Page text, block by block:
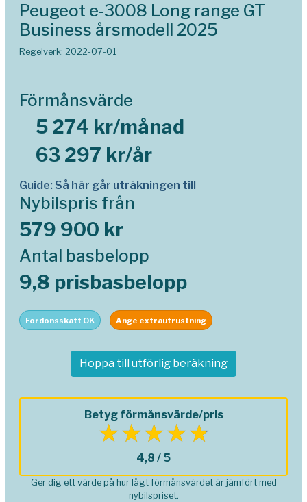
Peugeot e-3008 Long range GT
Business årsmodell 2025
Regelverk: 2022-07-01
Förmånsvärde
5 274 kr/månad
63 297 kr/år
Guide: Så här går uträkningen till
Nybilspris från
579 900 kr
Antal basbelopp
9,8 prisbasbelopp
Fordonsskatt OK Ange extrautrustning
Hoppa till utförlig beräkning
Betyg förmånsvärde/pris
4,8 / 5
Ger dig ett värde på hur lågt förmånsvärdet är jämfört med
nybilspriset.